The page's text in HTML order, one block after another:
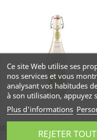
CITRON VERT
Ce site Web utilise ses
nos services et vous
analysant vos habitudes
à son utilisation, appuyez
Plus d'informations
REJETER TOUT